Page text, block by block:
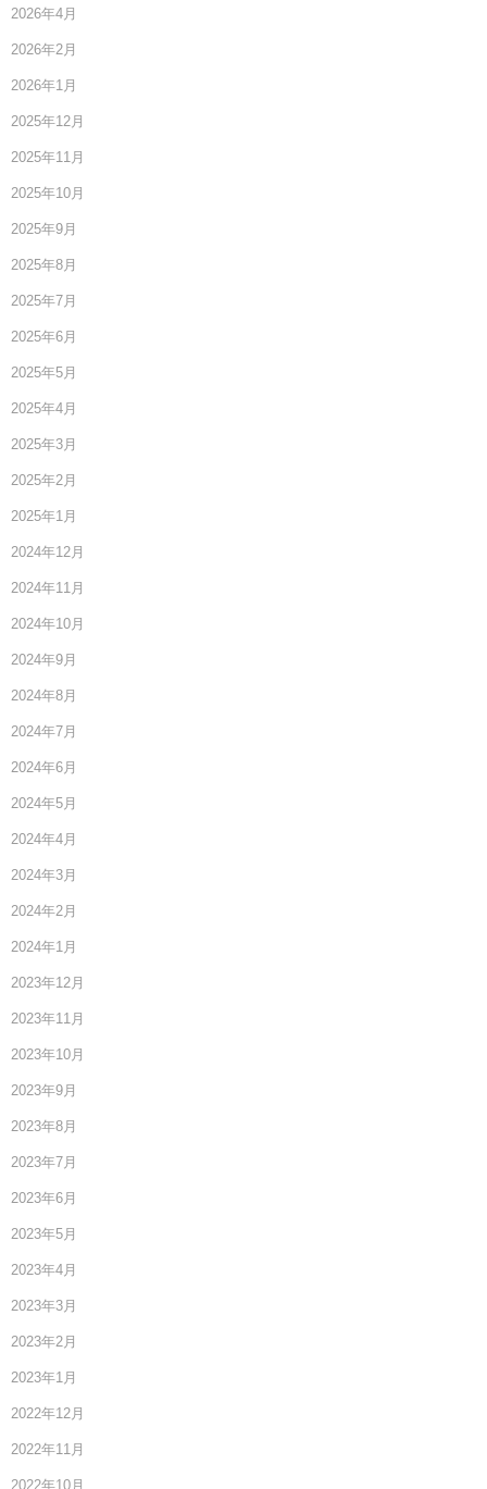
2026年4月
2026年2月
2026年1月
2025年12月
2025年11月
2025年10月
2025年9月
2025年8月
2025年7月
2025年6月
2025年5月
2025年4月
2025年3月
2025年2月
2025年1月
2024年12月
2024年11月
2024年10月
2024年9月
2024年8月
2024年7月
2024年6月
2024年5月
2024年4月
2024年3月
2024年2月
2024年1月
2023年12月
2023年11月
2023年10月
2023年9月
2023年8月
2023年7月
2023年6月
2023年5月
2023年4月
2023年3月
2023年2月
2023年1月
2022年12月
2022年11月
2022年10月